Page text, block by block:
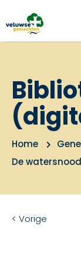
Home
De
< Vorige